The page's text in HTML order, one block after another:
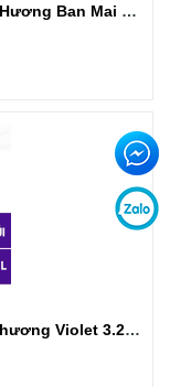
Nước giặt xả dưỡng vải Clean & Clean Hương Ban Mai 3.2kg
Nước giặt xả dưỡng vải Clean & Clean hương Violet 3.2kg